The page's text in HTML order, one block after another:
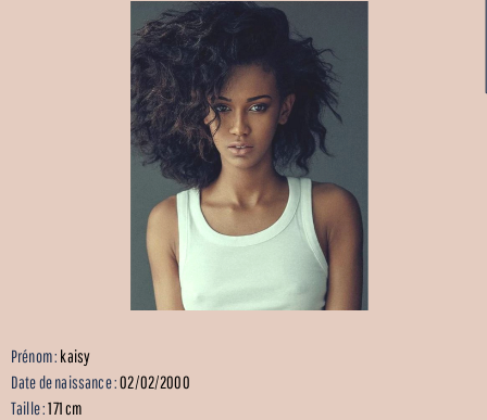
Prénom : kaisy
Date de naissance :02/02/2000
Taille :171 cm